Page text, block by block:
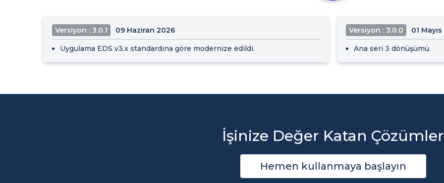
Versiyon : 3.0.1 09 Haziran 2026
Uygulama EDS v3.x standardına göre modernize edildi.
Versiyon : 3.0.0 01
Ana seri 3 dönüşümü.
İşinize Değer Katan Çözümler
Hemen kullanmaya başlayın